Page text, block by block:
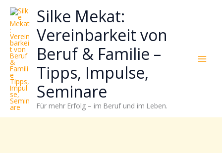
Zum
Inhalt
springen
Silke Mekat:
Vereinbarkeit von
Beruf & Familie –
Tipps, Impulse,
Seminare
Für mehr Erfolg – im Beruf und im Leben.
wie
sich
Stress
reduzieren
Energie
gezielter
einsetzen
lässt?
Einfach